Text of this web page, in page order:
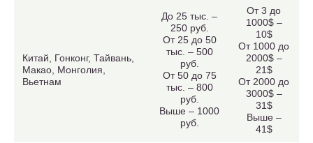
Китай, Гонконг, Тайвань,
Макао, Монголия,
Вьетнам
До 25 тыс. –
250 руб.
От 25 до 50
тыс. – 500
руб.
От 50 до 75
тыс. – 800
руб.
Выше – 1000
руб.
От 3 до
1000$ –
10$
От 1000 до
2000$ –
21$
От 2000 до
3000$ –
31$
Выше –
41$